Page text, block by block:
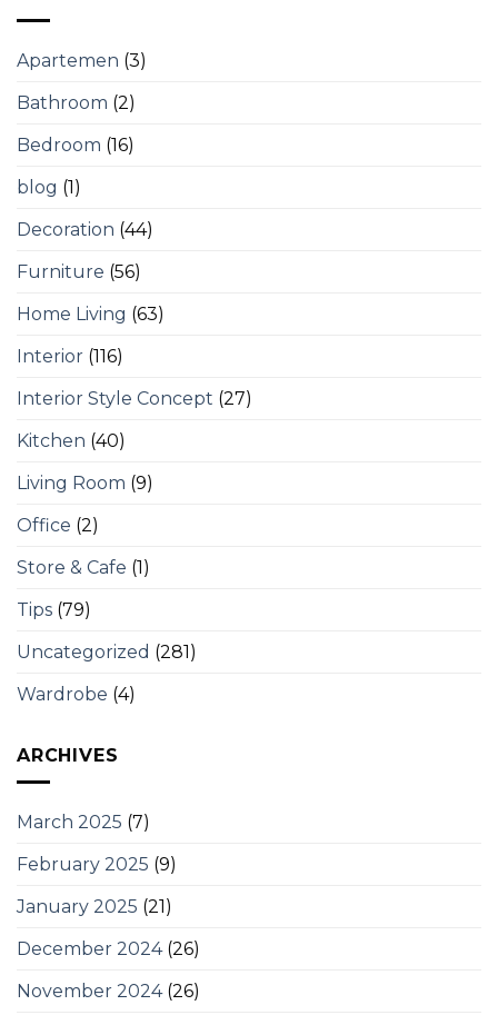
Apartemen (3)
Bathroom (2)
Bedroom (16)
blog (1)
Decoration (44)
Furniture (56)
Home Living (63)
Interior (116)
Interior Style Concept (27)
Kitchen (40)
Living Room (9)
Office (2)
Store & Cafe (1)
Tips (79)
Uncategorized (281)
Wardrobe (4)
ARCHIVES
March 2025 (7)
February 2025 (9)
January 2025 (21)
December 2024(26)
November 2024(26)